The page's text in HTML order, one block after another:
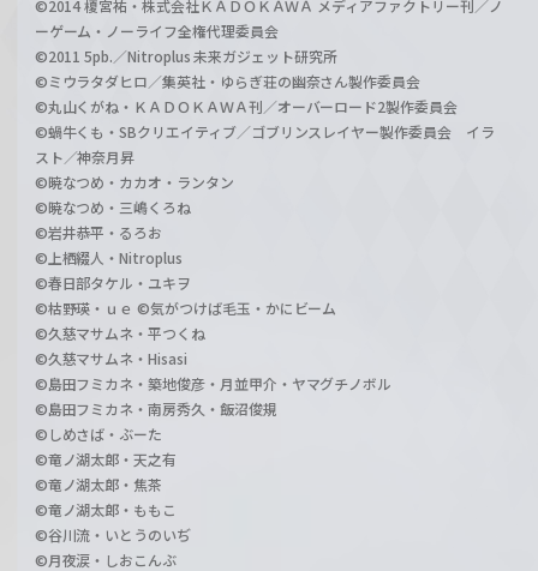
©2014 榎宮祐・株式会社ＫＡＤＯＫＡＷＡ メディアファクトリー刊／ノ
ーゲーム・ノーライフ全権代理委員会
©2011 5pb.／Nitroplus 未来ガジェット研究所
©ミウラタダヒロ／集英社・ゆらぎ荘の幽奈さん製作委員会
©丸山くがね・ＫＡＤＯＫＡＷＡ刊／オーバーロード2製作委員会
©蝸牛くも・SBクリエイティブ／ゴブリンスレイヤー製作委員会 イラ
スト／神奈月昇
©暁なつめ・カカオ・ランタン
©暁なつめ・三嶋くろね
©岩井恭平・るろお
©上栖綴人・Nitroplus
©春日部タケル・ユキヲ
©枯野瑛・ｕｅ ©気がつけば毛玉・かにビーム
©久慈マサムネ・平つくね
©久慈マサムネ・Hisasi
©島田フミカネ・築地俊彦・月並甲介・ヤマグチノボル
©島田フミカネ・南房秀久・飯沼俊規
©しめさば・ぶーた
©竜ノ湖太郎・天之有
©竜ノ湖太郎・焦茶
©竜ノ湖太郎・ももこ
©谷川流・いとうのいぢ
©月夜涙・しおこんぶ